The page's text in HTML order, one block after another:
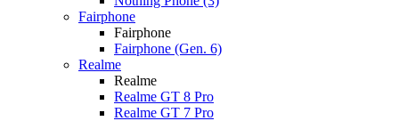
Fairphone
Fairphone
Fairphone (Gen. 6)
Realme
Realme
Realme GT 8 Pro
Realme GT 7 Pro